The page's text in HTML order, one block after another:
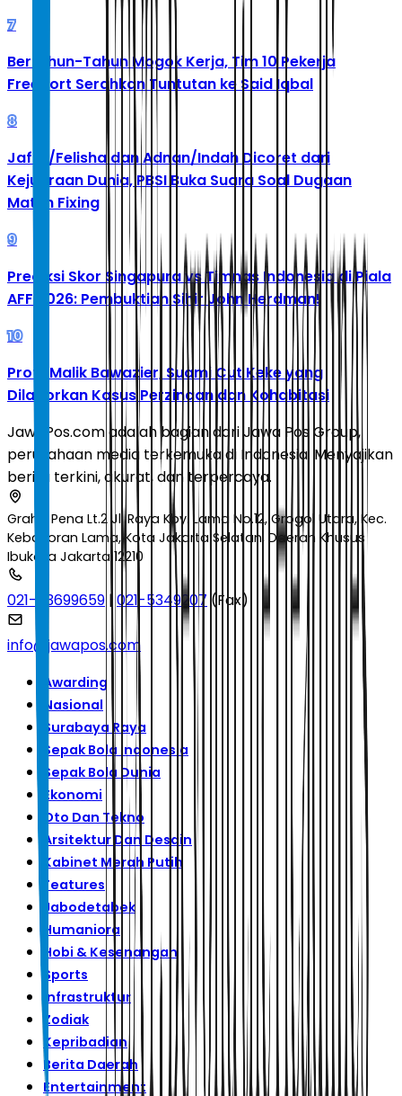
7
Bertahun-Tahun Mogok Kerja, Tim 10 Pekerja
Freeport Serahkan Tuntutan ke Said Iqbal
8
Jafar/Felisha dan Adnan/Indah Dicoret dari
Kejuaraan Dunia, PBSI Buka Suara Soal Dugaan
Match Fixing
9
Prediksi Skor Singapura vs Timnas Indonesia di Piala
AFF 2026: Pembuktian Sihir John Herdman!
10
Profil Malik Bawazier, Suami Cut Keke yang
Dilaporkan Kasus Perzinaan dan Kohabitasi
JawaPos.com adalah bagian dari Jawa Pos Group,
perusahaan media terkemuka di Indonesia. Menyajikan
berita terkini, akurat, dan terpercaya.
Graha Pena Lt.2 Jl. Raya Kby. Lama No.12, Grogol Utara, Kec.
Kebayoran Lama, Kota Jakarta Selatan, Daerah Khusus
Ibukota Jakarta 12210
021-53699659 | 021-5349207 (Fax)
info@jawapos.com
Awarding
Nasional
Surabaya Raya
Sepak Bola Indonesia
Sepak Bola Dunia
Ekonomi
Oto Dan Tekno
Arsitektur Dan Desain
Kabinet Merah Putih
Features
Jabodetabek
Humaniora
Hobi & Kesenangan
Sports
Infrastruktur
Zodiak
Kepribadian
Berita Daerah
Entertainment